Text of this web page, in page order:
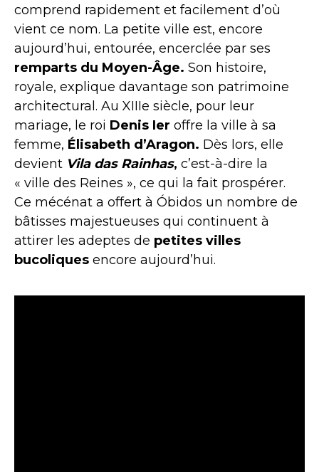
comprend rapidement et facilement d’où
vient ce nom. La petite ville est, encore
aujourd’hui, entourée, encerclée par ses
remparts du Moyen-Âge. Son histoire,
royale, explique davantage son patrimoine
architectural. Au XIIIe siècle, pour leur
mariage, le roi Denis Ier offre la ville à sa
femme, Élisabeth d’Aragon. Dès lors, elle
devient Vila das Rainhas, c’est-à-dire la
« ville des Reines », ce qui la fait prospérer.
Ce mécénat a offert à Óbidos un nombre de
bâtisses majestueuses qui continuent à
attirer les adeptes de petites villes
bucoliques encore aujourd’hui.